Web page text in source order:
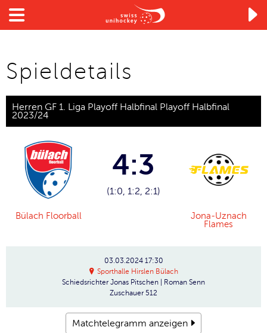

Spieldetails
Herren GF 1. Liga Playoff Halbfinal Playoff Halbfinal
2023/24
Bülach Floorball
4:3
(1:0, 1:2, 2:1)
Jona-Uznach
Flames
03.03.2024 17:30
Sporthalle Hirslen Bülach
Schiedsrichter Jonas Pitschen | Roman Senn
Zuschauer 512
Matchtelegramm anzeigen